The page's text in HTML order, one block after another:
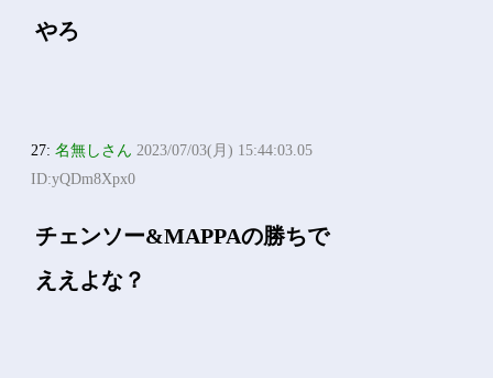
やろ
27:名無しさん 2023/07/03(月) 15:44:03.05
ID:yQDm8Xpx0
チェンソー&MAPPAの勝ちで
ええよな？